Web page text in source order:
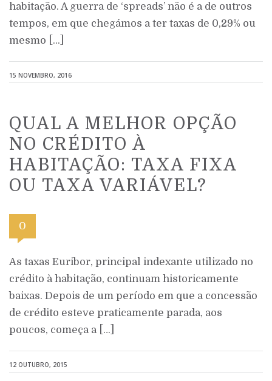
habitação. A guerra de ‘spreads’ não é a de outros
tempos, em que chegámos a ter taxas de 0,29% ou
mesmo […]
15 NOVEMBRO, 2016
QUAL A MELHOR OPÇÃO
NO CRÉDITO À
HABITAÇÃO: TAXA FIXA
OU TAXA VARIÁVEL?
0
As taxas Euribor, principal indexante utilizado no
crédito à habitação, continuam historicamente
baixas. Depois de um período em que a concessão
de crédito esteve praticamente parada, aos
poucos, começa a […]
12 OUTUBRO, 2015